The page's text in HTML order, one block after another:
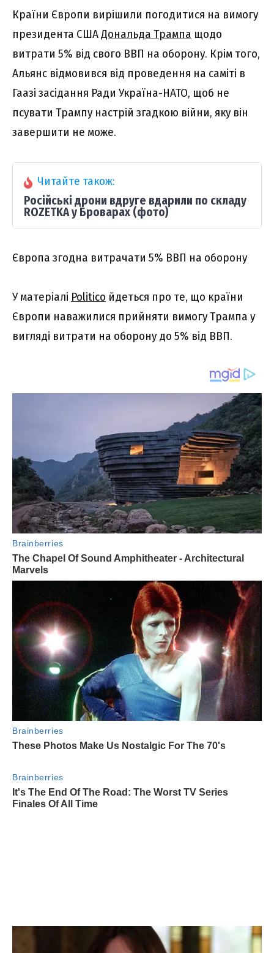
Країни Європи вирішили погодитися на вимогу
президента СШАДональда Трампа щодо
витрати 5% від свого ВВП на оборону. Крім того,
Альянс відмовився від проведення на саміті в
Гаазі засідання Ради Україна-НАТО, щоб не
псувати Трампу настрій згадкою війни, яку він
завершити не може.
Читайте також:
Російські дрони вдруге вдарили по складу
ROZETKA у Броварах (фото)
Європа згодна витрачати 5% ВВП на оборону
У матеріалі Politico йдеться про те, що країни
Європи наважилися прийняти вимогу Трампа у
вигляді витрати на оборону до 5% від ВВП.